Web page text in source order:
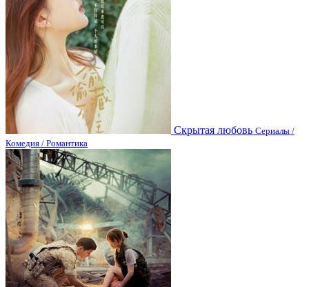
Скрытая любовь Сериалы /
Комедия / Романтика